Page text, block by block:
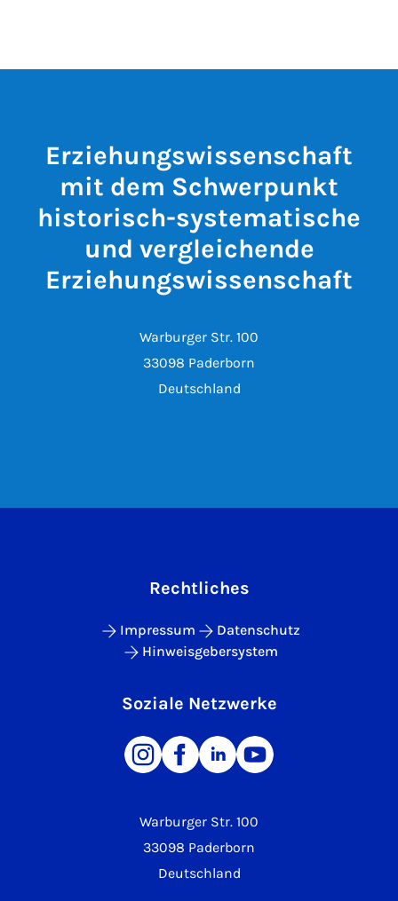
Erziehungswissenschaft
mit dem Schwerpunkt
historisch-systematische
und vergleichende
Erziehungswissenschaft
Warburger Str. 100
33098 Paderborn
Deutschland
Warburger Str. 100
33098 Paderborn
Deutschland
Rechtliches
Impressum
Datenschutz
Hinweisgebersystem
Soziale Netzwerke